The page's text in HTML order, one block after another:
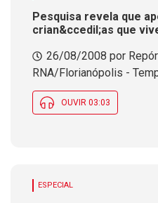
Pesquisa revela que
crian&ccedil;as que
ado&ccedil;&atilde;o
26/08/2008 por
RNA/Florianópolis -
OUVIR 03:03
ESPECIAL